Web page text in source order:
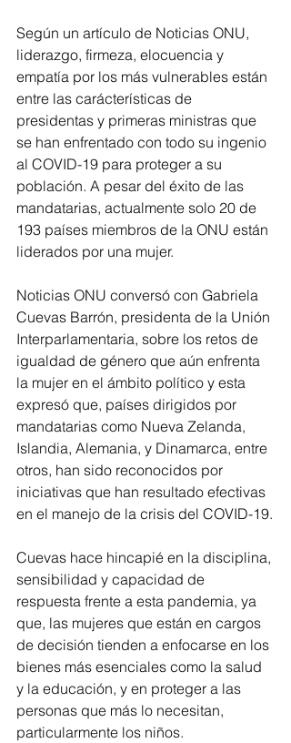
Según un artículo de Noticias ONU,
liderazgo, firmeza, elocuencia y
empatía por los más vulnerables están
entre las carácterísticas de
presidentas y primeras ministras que
se han enfrentado con todo su ingenio
al COVID-19 para proteger a su
población. A pesar del éxito de las
mandatarias, actualmente solo 20 de
193 países miembros de la ONU están
liderados por una mujer.
Noticias ONU conversó con Gabriela
Cuevas Barrón, presidenta de la Unión
Interparlamentaria, sobre los retos de
igualdad de género que aún enfrenta
la mujer en el ámbito político y esta
expresó que, países dirigidos por
mandatarias como Nueva Zelanda,
Islandia, Alemania, y Dinamarca, entre
otros, han sido reconocidos por
iniciativas que han resultado efectivas
en el manejo de la crisis del COVID-19.
Cuevas hace hincapié en la disciplina,
sensibilidad y capacidad de
respuesta frente a esta pandemia, ya
que, las mujeres que están en cargos
de decisión tienden a enfocarse en los
bienes más esenciales como la salud
y la educación, y en proteger a las
personas que más lo necesitan,
particularmente los niños.